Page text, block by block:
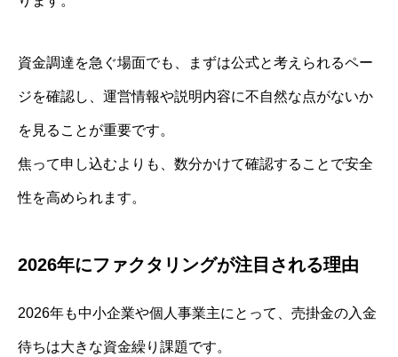
資金調達を急ぐ場面でも、まずは公式と考えられるペー
ジを確認し、運営情報や説明内容に不自然な点がないか
を見ることが重要です。
焦って申し込むよりも、数分かけて確認することで安全
性を高められます。
2026年にファクタリングが注目される理由
2026年も中小企業や個人事業主にとって、売掛金の入金
待ちは大きな資金繰り課題です。